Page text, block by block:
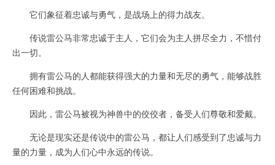
它们象征着忠诚与勇气，是战场上的得力战友。
传说雷公马非常忠诚于主人，它们会为主人拼尽全力，不惜付
出一切。
拥有雷公马的人都能获得强大的力量和无尽的勇气，能够战胜
任何困难和挑战。
因此，雷公马被视为神兽中的佼佼者，备受人们尊敬和爱戴。
无论是现实还是传说中的雷公马，都让人们感受到了忠诚与力
量的力量，成为人们心中永远的传说。